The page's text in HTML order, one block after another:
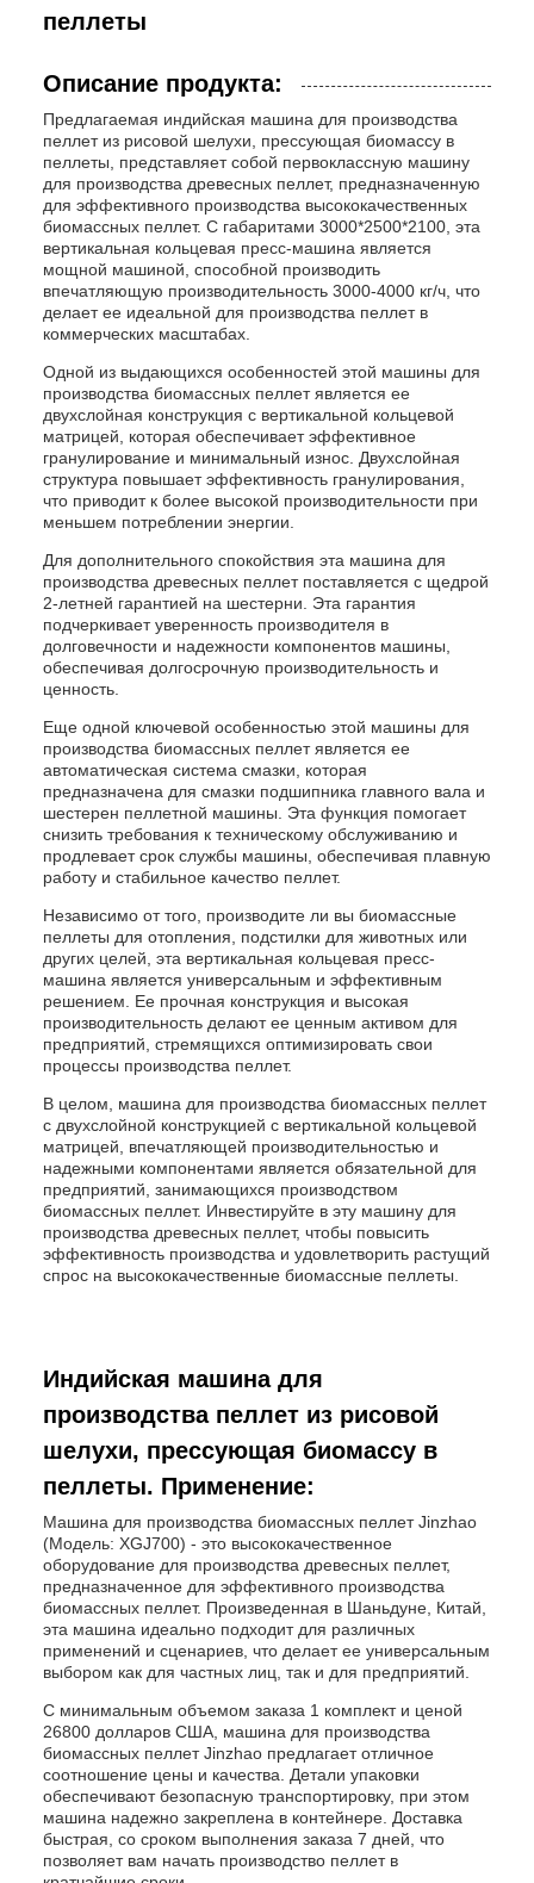
пеллеты
Описание продукта:
Предлагаемая индийская машина для производства
пеллет из рисовой шелухи, прессующая биомассу в
пеллеты, представляет собой первоклассную машину
для производства древесных пеллет, предназначенную
для эффективного производства высококачественных
биомассных пеллет. С габаритами 3000*2500*2100, эта
вертикальная кольцевая пресс-машина является
мощной машиной, способной производить
впечатляющую производительность 3000-4000 кг/ч, что
делает ее идеальной для производства пеллет в
коммерческих масштабах.
Одной из выдающихся особенностей этой машины для
производства биомассных пеллет является ее
двухслойная конструкция с вертикальной кольцевой
матрицей, которая обеспечивает эффективное
гранулирование и минимальный износ. Двухслойная
структура повышает эффективность гранулирования,
что приводит к более высокой производительности при
меньшем потреблении энергии.
Для дополнительного спокойствия эта машина для
производства древесных пеллет поставляется с щедрой
2-летней гарантией на шестерни. Эта гарантия
подчеркивает уверенность производителя в
долговечности и надежности компонентов машины,
обеспечивая долгосрочную производительность и
ценность.
Еще одной ключевой особенностью этой машины для
производства биомассных пеллет является ее
автоматическая система смазки, которая
предназначена для смазки подшипника главного вала и
шестерен пеллетной машины. Эта функция помогает
снизить требования к техническому обслуживанию и
продлевает срок службы машины, обеспечивая плавную
работу и стабильное качество пеллет.
Независимо от того, производите ли вы биомассные
пеллеты для отопления, подстилки для животных или
других целей, эта вертикальная кольцевая пресс-
машина является универсальным и эффективным
решением. Ее прочная конструкция и высокая
производительность делают ее ценным активом для
предприятий, стремящихся оптимизировать свои
процессы производства пеллет.
В целом, машина для производства биомассных пеллет
с двухслойной конструкцией с вертикальной кольцевой
матрицей, впечатляющей производительностью и
надежными компонентами является обязательной для
предприятий, занимающихся производством
биомассных пеллет. Инвестируйте в эту машину для
производства древесных пеллет, чтобы повысить
эффективность производства и удовлетворить растущий
спрос на высококачественные биомассные пеллеты.
Индийская машина для
производства пеллет из рисовой
шелухи, прессующая биомассу в
пеллеты. Применение:
Машина для производства биомассных пеллет Jinzhao
(Модель: XGJ700) - это высококачественное
оборудование для производства древесных пеллет,
предназначенное для эффективного производства
биомассных пеллет. Произведенная в Шаньдуне, Китай,
эта машина идеально подходит для различных
применений и сценариев, что делает ее универсальным
выбором как для частных лиц, так и для предприятий.
С минимальным объемом заказа 1 комплект и ценой
26800 долларов США, машина для производства
биомассных пеллет Jinzhao предлагает отличное
соотношение цены и качества. Детали упаковки
обеспечивают безопасную транспортировку, при этом
машина надежно закреплена в контейнере. Доставка
быстрая, со сроком выполнения заказа 7 дней, что
позволяет вам начать производство пеллет в